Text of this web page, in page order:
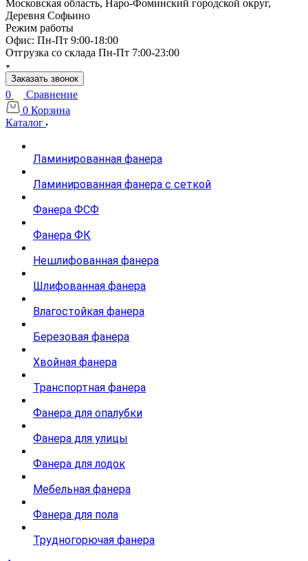
Московская область, Наро-Фоминский городской округ,
Деревня Софьино
Режим работы
Офис: Пн-Пт 9:00-18:00
Отгрузка со склада Пн-Пт 7:00-23:00
Заказать звонок
0
Сравнение
0 Корзина
Каталог
Ламинированная фанера
Ламинированная фанера с сеткой
Фанера ФСФ
Фанера ФК
Нешлифованная фанера
Шлифованная фанера
Влагостойкая фанера
Березовая фанера
Хвойная фанера
Транспортная фанера
Фанера для опалубки
Фанера для улицы
Фанера для лодок
Мебельная фанера
Фанера для пола
Трудногорючая фанера